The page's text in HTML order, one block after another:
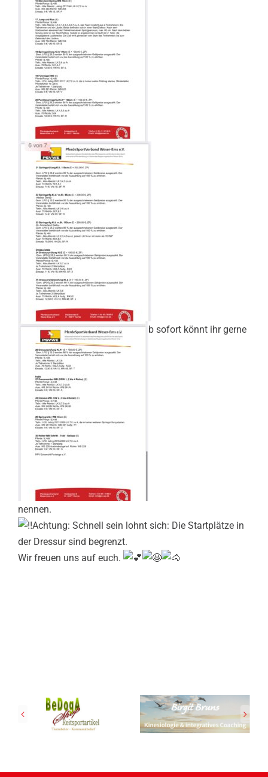
b sofort könnt ihr gerne
nennen.
Achtung: Schnell sein lohnt sich: Die Startplätze in
der Dressur sind begrenzt.
Wir freuen uns auf euch.